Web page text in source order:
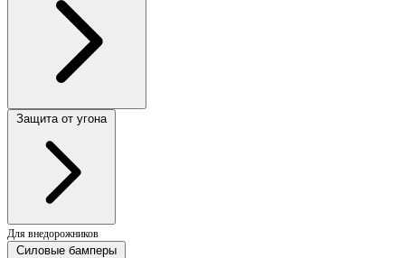
Защита от угона
Для внедорожников
Силовые бамперы